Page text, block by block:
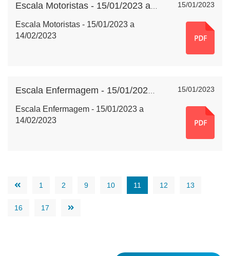
15/01/2023
Escala Motoristas - 15/01/2023 a
14/02/2023
15/01/2023
Escala Enfermagem - 15/01/2023 a
14/02/2023
1 2 9 10 11 12 13
16 17